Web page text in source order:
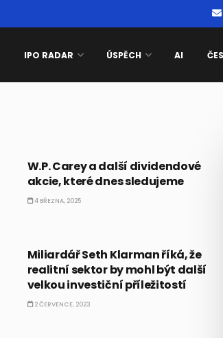
IPO RADAR ÚSPĚCH AI
W.P. Carey a další dividendové
akcie, které dnes sledujeme
4 BŘEZNA, 2025
Miliardář Seth Klarman říká, že
realitní sektor by mohl být další
velkou investiční příležitostí
2 ČERVENCE, 2023